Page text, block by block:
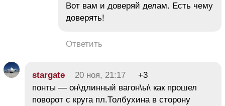
Вот вам и доверяй делам. Есть чему
доверять!
Ответить
stargate 20 ноя, 21:17
+3
понты — он\длинный вагон\ы\ как прошел
поворот с круга пл.Толбухина в сторону